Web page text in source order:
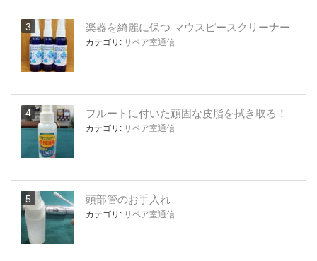
楽器を綺麗に保つ マウスピースクリーナー
カテゴリ: リペア室通信
フルートに付いた頑固な皮脂を拭き取る！
カテゴリ: リペア室通信
頭部管のお手入れ
カテゴリ: リペア室通信